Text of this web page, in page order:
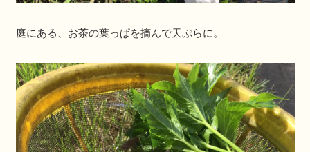
庭にある、お茶の葉っぱを摘んで天ぷらに。